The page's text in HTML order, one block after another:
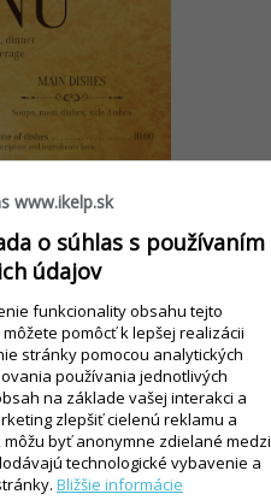
dizajnové
www.ikelp.sk
o súhlas s používaním
údajov
funkcionality obsahu tejto
pomôcť k lepšej realizácii
stránky pomocou analytických
používania jednotlivých
na základe vašej interakci a
zlepšiť cielenú reklamu a
byť anonymne zdielané medzi
technologické vybavenie a
Bližšie informácie